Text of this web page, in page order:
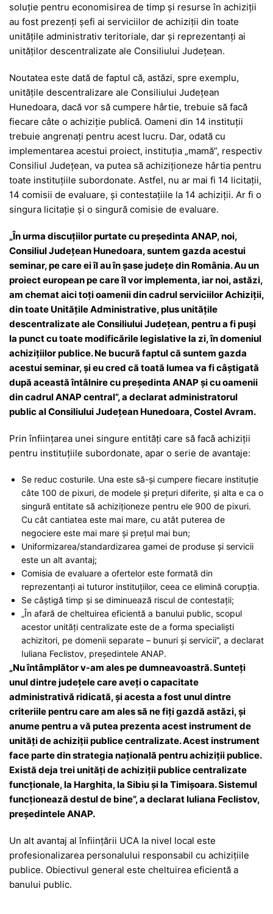
soluție pentru economisirea de timp și resurse în achiziții
au fost prezenți șefi ai serviciilor de achiziții din toate
unitățile administrativ teritoriale, dar și reprezentanți ai
unităților descentralizate ale Consiliului Județean.
Noutatea este dată de faptul că, astăzi, spre exemplu,
unitățile descentralizare ale Consiliului Județean
Hunedoara, dacă vor să cumpere hârtie, trebuie să facă
fiecare câte o achiziție publică. Oameni din 14 instituții
trebuie angrenați pentru acest lucru. Dar, odată cu
implementarea acestui proiect, instituția „mamă”, respectiv
Consiliul Județean, va putea să achiziționeze hârtia pentru
toate instituțiile subordonate. Astfel, nu ar mai fi 14 licitații,
14 comisii de evaluare, și contestațiile la 14 achiziții. Ar fi o
singura licitație și o singură comisie de evaluare.
„În urma discuțiilor purtate cu președinta ANAP, noi,
Consiliul Județean Hunedoara, suntem gazda acestui
seminar, pe care ei îl au în șase județe din România. Au un
proiect european pe care îl vor implementa, iar noi, astăzi,
am chemat aici toți oamenii din cadrul serviciilor Achiziții,
din toate Unitățile Administrative, plus unitățile
descentralizate ale Consiliului Județean, pentru a fi puși
la punct cu toate modificările legislative la zi, în domeniul
achizițiilor publice. Ne bucură faptul că suntem gazda
acestui seminar, și eu cred că toată lumea va fi câștigată
după această întâlnire cu președinta ANAP și cu oamenii
din cadrul ANAP central”, a declarat administratorul
public al Consiliului Județean Hunedoara, Costel Avram.
Prin înființarea unei singure entități care să facă achiziții
pentru instituțiile subordonate, apar o serie de avantaje:
Se reduc costurile. Una este să-și cumpere fiecare instituție
câte 100 de pixuri, de modele și prețuri diferite, și alta e ca o
singură entitate să achiziționeze pentru ele 900 de pixuri.
Cu cât cantiatea este mai mare, cu atât puterea de
negociere este mai mare și prețul mai bun;
Uniformizarea/standardizarea gamei de produse și servicii
este un alt avantaj;
Comisia de evaluare a ofertelor este formată din
reprezentanți ai tuturor instituțiilor, ceea ce elimină corupția.
Se câștigă timp și se diminuează riscul de contestații;
„În afară de cheltuirea eficientă a banului public, scopul
acestor unități centralizate este de a forma specialiști
achizitori, pe domenii separate – bunuri și servicii”, a declarat
Iuliana Feclistov, președintele ANAP.
„Nu întâmplător v-am ales pe dumneavoastră. Sunteți
unul dintre județele care aveți o capacitate
administrativă ridicată, și acesta a fost unul dintre
criteriile pentru care am ales să ne fiți gazdă astăzi, și
anume pentru a vă putea prezenta acest instrument de
unități de achiziții publice centralizate. Acest instrument
face parte din strategia națională pentru achiziții publice.
Există deja trei unități de achiziții publice centralizate
funcționale, la Harghita, la Sibiu și la Timișoara. Sistemul
funcționează destul de bine”, a declarat Iuliana Feclistov,
președintele ANAP.
Un alt avantaj al înființării UCA la nivel local este
profesionalizarea personalului responsabil cu achizițiile
publice. Obiectivul general este cheltuirea eficientă a
banului public.